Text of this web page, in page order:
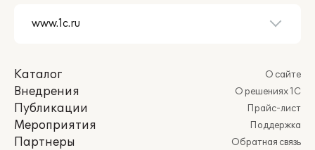
Каталог
Внедрения
Публикации
Мероприятия
Партнеры
О сайте
О решениях 1С
Прайс-лист
Поддержка
Обратная связь